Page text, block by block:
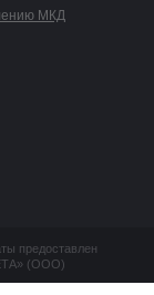
МКД
предоставлен
(ООО)